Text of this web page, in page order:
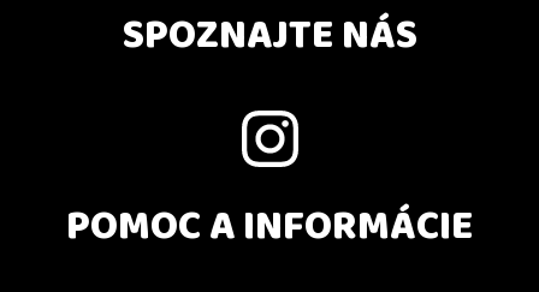
SPOZNAJTE NÁS
POMOC A INFORMÁCIE